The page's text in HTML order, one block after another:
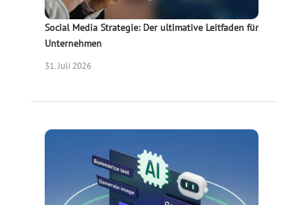
Social Media Strategie: Der ultimative Leitfaden für
Unternehmen
31. Juli 2026